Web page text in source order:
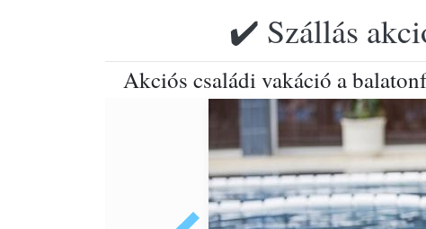
✔️ Szállás
Akciós családi vakáció a